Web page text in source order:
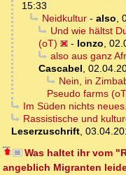
15:33
Neidkultur- also,
Und wie hältst
(oT)
- lonzo,
also aus ganz
Cascabel,
Nein, in
Pseudo farms
Im Süden nichts
Rassistische und
Leserzuschrift,
Was haltet ihr vom
angeblich Migranten